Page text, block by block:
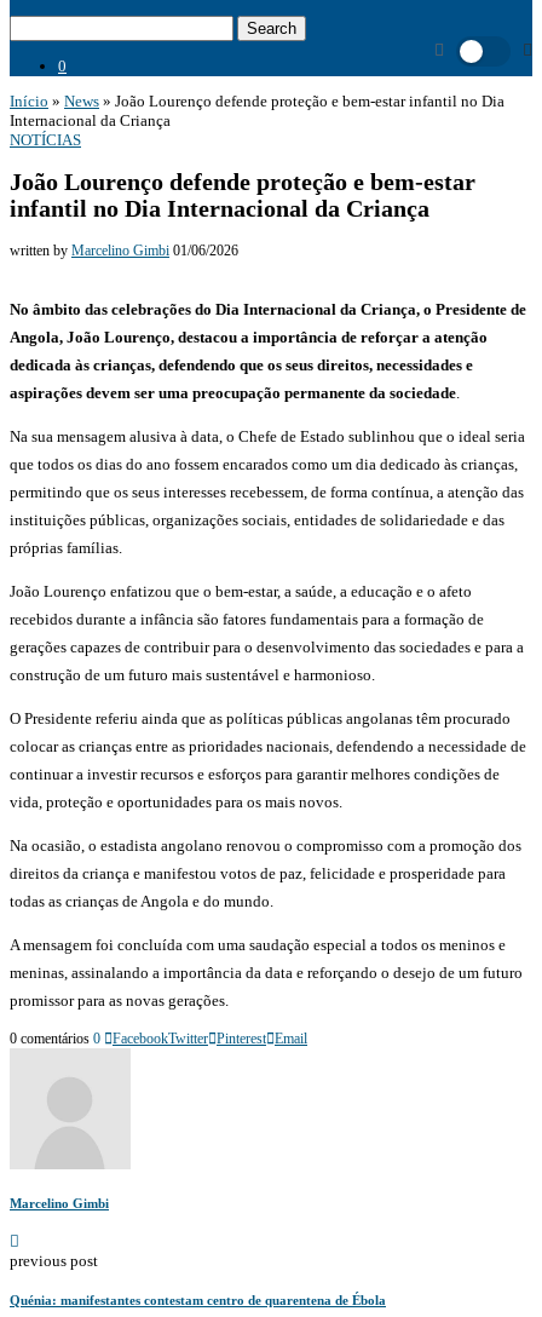
Search
0
Início » News » João Lourenço defende proteção e bem-estar infantil no Dia
Internacional da Criança
NOTÍCIAS
João Lourenço defende proteção e bem-estar
infantil no Dia Internacional da Criança
written by Marcelino Gimbi 01/06/2026
No âmbito das celebrações do Dia Internacional da Criança, o Presidente de
Angola, João Lourenço, destacou a importância de reforçar a atenção
dedicada às crianças, defendendo que os seus direitos, necessidades e
aspirações devem ser uma preocupação permanente da sociedade.
Na sua mensagem alusiva à data, o Chefe de Estado sublinhou que o ideal seria
que todos os dias do ano fossem encarados como um dia dedicado às crianças,
permitindo que os seus interesses recebessem, de forma contínua, a atenção das
instituições públicas, organizações sociais, entidades de solidariedade e das
próprias famílias.
João Lourenço enfatizou que o bem-estar, a saúde, a educação e o afeto
recebidos durante a infância são fatores fundamentais para a formação de
gerações capazes de contribuir para o desenvolvimento das sociedades e para a
construção de um futuro mais sustentável e harmonioso.
O Presidente referiu ainda que as políticas públicas angolanas têm procurado
colocar as crianças entre as prioridades nacionais, defendendo a necessidade de
continuar a investir recursos e esforços para garantir melhores condições de
vida, proteção e oportunidades para os mais novos.
Na ocasião, o estadista angolano renovou o compromisso com a promoção dos
direitos da criança e manifestou votos de paz, felicidade e prosperidade para
todas as crianças de Angola e do mundo.
A mensagem foi concluída com uma saudação especial a todos os meninos e
meninas, assinalando a importância da data e reforçando o desejo de um futuro
promissor para as novas gerações.
0 comentários 0 FacebookTwitter Pinterest Email
Marcelino Gimbi
previous post
Quénia: manifestantes contestam centro de quarentena de Ébola